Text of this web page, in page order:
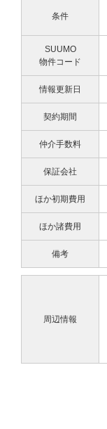
条件
SUUMO
物件コード
情報更新日
契約期間
仲介手数料
保証会社
ほか初期費用
ほか諸費用
備考
周辺情報